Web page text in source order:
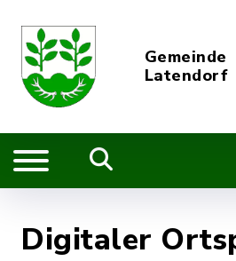
Gemeinde
Latendorf
Digitaler